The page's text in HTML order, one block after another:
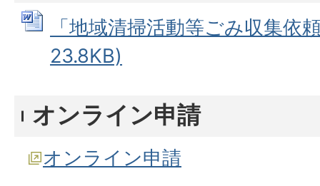
「地域清掃活動等ごみ収集依
23.8KB)
オンライン申請
オンライン申請